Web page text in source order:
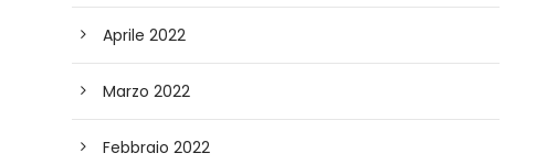
Aprile 2022
Marzo 2022
Febbraio 2022